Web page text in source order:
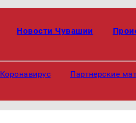
Новости Чувашии
Коронавирус Партнерские